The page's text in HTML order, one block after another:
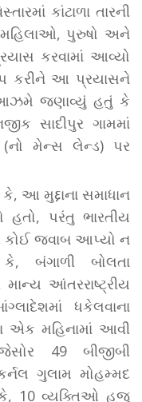
કાંટાળા તારની
મહિલાઓ, પુરુષો અને
કરવામાં આવ્યો
કરીને આ પ્રયાસને
આઝમે જણાવ્યું હતું કે
સાદીપુર ગામમાં
(નો મેન્સ લેન્ડ) પર
આ મુદ્દાના સમાધાન
પરંતુ ભારતીય
કોઈ જવાબ આપ્યો ન
બંગાળી બોલતા
આંતરરાષ્ટ્રીય
ધકેલવાના
એક મહિનામાં આવી
49 બીજીબી
ગુલામ મોહમ્મદ
10 વ્યક્તિઓ હજુ